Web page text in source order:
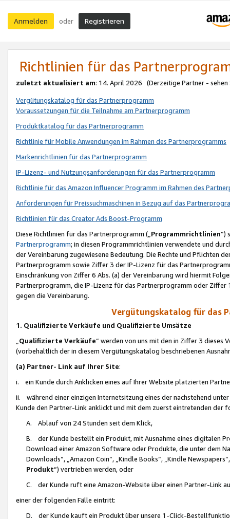
Anmelden oder Registrieren
Richtlinien für das
zuletzt aktualisiert am: 14. April 2026 (Derzeitige Partner - sehen
Vergütungskatalog für das Partnerprogramm
Voraussetzungen für die Teilnahme am Partnerprogramm
Produktkatalog für das Partnerprogramm
Richtlinie für Mobile Anwendungen im Rahmen des Partnerprogramms
Markenrichtlinien für das Partnerprogramm
IP-Lizenz- und Nutzungsanforderungen für das Partnerprogramm
Richtlinie für das Amazon Influencer Programm im Rahmen des
Anforderungen für Preissuchmaschinen in Bezug auf das
Richtlinien für das Creator Ads Boost-Programm
Diese Richtlinien für das Partnerprogramm („Programmrichtlinien“)
Partnerprogramm; in diesen Programmrichtlinien verwendete und
der Vereinbarung zugewiesene Bedeutung. Die Rechte und Pflichten
Partnerprogramm sowie Ziffer 3 der IP-Lizenz für das
Einschränkung von Ziffer 6 Abs. (a) der Vereinbarung wird hiermit
Partnerprogramm, die IP-Lizenz für das Partnerprogramm oder
gegen die Vereinbarung.
Vergütungskatalog für das
1. Qualifizierte Verkäufe und Qualifizierte Umsätze
Qualifizierte Verkäufe“ werden von uns mit den in Ziffer 3
(vorbehaltlich der in diesem Vergütungskatalog beschriebenen
(a) Partner- Link auf Ihrer Site:
i. ein Kunde durch Anklicken eines auf Ihrer Website platzierten
ii. während einer einzigen Internetsitzung eines der nachstehend
Kunde den Partner-Link anklickt und mit dem zuerst eintretenden der
A. Ablauf von 24 Stunden seit dem Klick,
B. der Kunde bestellt ein Produkt, mit Ausnahme eines digitalen
Download einer Amazon Software oder Produkte, die unter dem
Downloads“, „Amazon Coin“, „Kindle Books“, „Kindle
Produkt“) vertrieben werden, oder
C. der Kunde ruft eine Amazon-Website über einen Partner-Link
einer der folgenden Fälle eintritt:
D. der Kunde kauft ein Produkt über unsere 1-Click-